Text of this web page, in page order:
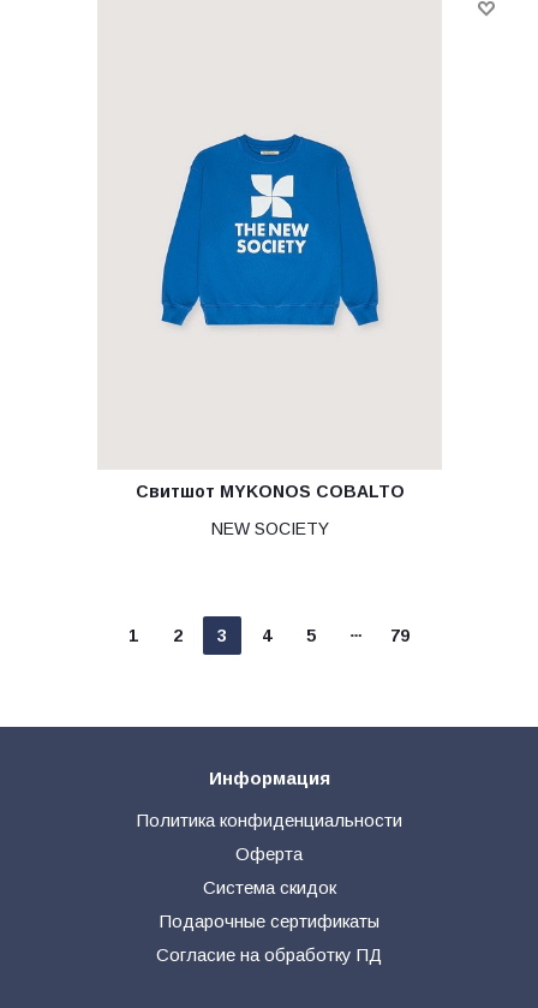
Свитшот MYKONOS COBALTO
NEW SOCIETY
1 2 3 4 5 79
Информация
Политика конфиденциальности
Оферта
Система скидок
Подарочные сертификаты
Согласие на обработку ПД